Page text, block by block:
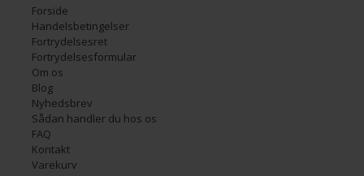
Forside
Handelsbetingelser
Fortrydelsesret
Fortrydelsesformular
Om os
Blog
Nyhedsbrev
Sådan handler du hos os
FAQ
Kontakt
Varekurv